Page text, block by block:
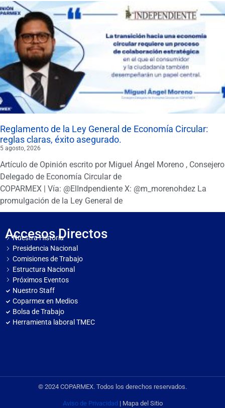
Reglamento de la Ley General de Economía Circular:
reglas claras, éxito asegurado.
5 agosto, 2026
Artículo de Opinión escrito por Miguel Ángel Moreno , Consejero
Delegado de Economía Circular de
COPARMEX | Vía: @ElIndpendiente X: @m_morenohdez La
promulgación de la Ley General de
Accesos Directos
Nuestra Historia
Presidencia Nacional
Comisiones de Trabajo
Estructura Nacional
Próximos Eventos
Nuestro Staff
Coparmex en Medios
Bolsa de Trabajo
Herramienta laboral TMEC
© 2024 COPARMEX. Todos los derechos reservados.
Aviso de Privacidad | Mapa del Sitio